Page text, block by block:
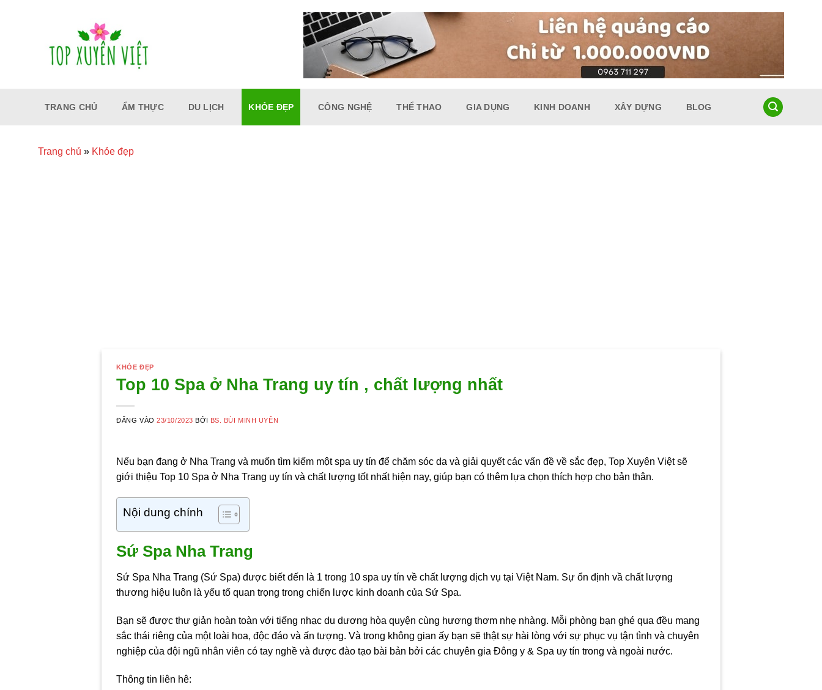
TRANG CHỦ ẨM THỰC DU LỊCH KHỎE ĐẸP CÔNG NGHỆ THỂ THAO GIA DỤNG KINH DOANH XÂY DỰNG BLOG
Trang chủ » Khỏe đẹp
KHỎE ĐẸP
Top 10 Spa ở Nha Trang uy tín , chất lượng nhất
ĐĂNG VÀO23/10/2023 BỞI BS. BÙI MINH UYÊN
Nếu bạn đang ở Nha Trang và muốn tìm kiếm một spa uy tín để chăm sóc da và giải quyết các vấn đề về sắc đẹp, Top Xuyên Việt sẽ
giới thiệu Top 10 Spa ở Nha Trang uy tín và chất lượng tốt nhất hiện nay, giúp bạn có thêm lựa chọn thích hợp cho bản thân.
Nội dung chính
Sứ Spa Nha Trang
Sứ Spa Nha Trang (Sứ Spa) được biết đến là 1 trong 10 spa uy tín về chất lượng dịch vụ tại Việt Nam. Sự ổn định vầ chất lượng
thương hiệu luôn là yếu tố quan trọng trong chiến lược kinh doanh của Sứ Spa.
Bạn sẽ được thư giản hoàn toàn với tiếng nhạc du dương hòa quyện cùng hương thơm nhẹ nhàng. Mỗi phòng bạn ghé qua đều mang
sắc thái riêng của một loài hoa, độc đáo và ấn tượng. Và trong không gian ấy bạn sẽ thật sự hài lòng với sự phục vụ tận tình và chuyên
nghiệp của đội ngũ nhân viên có tay nghề và được đào tạo bài bản bởi các chuyên gia Đông y & Spa uy tín trong và ngoài nước.
Thông tin liên hê: